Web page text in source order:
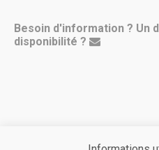
Besoin d'information ? Un
disponibilité ?